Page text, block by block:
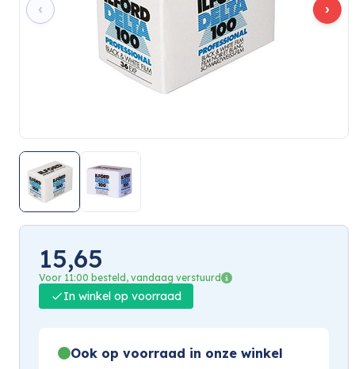
‹ ›
15,65
Voor 11:00 besteld, vandaag verstuurd
In winkel op voorraad
Ook op voorraad in onze winkel